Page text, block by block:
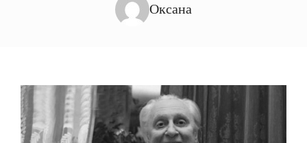
Оксана